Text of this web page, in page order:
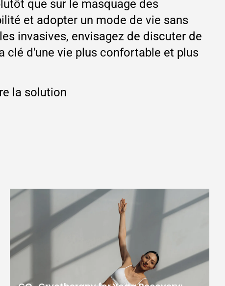
que sur le masquage des
et adopter un mode de vie sans
invasives, envisagez de discuter de
clé d'une vie plus confortable et plus
la solution